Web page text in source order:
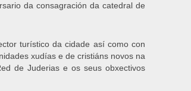
da consagración da catedral de
turístico da cidade así como con
xudías e de cristiáns novos na
de Juderias e os seus obxectivos